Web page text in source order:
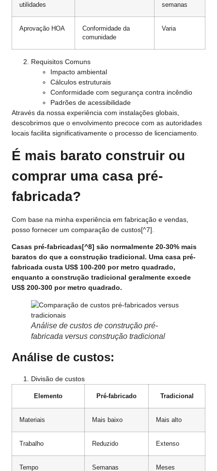
utilidades semanas
Aprovação HOA
Conformidade da
comunidade
Varia
Requisitos Comuns
Impacto ambiental
Cálculos estruturais
Conformidade com segurança contra incêndio
Padrões de acessibilidade
Através da nossa experiência com instalações globais,
descobrimos que o envolvimento precoce com as autoridades
locais facilita significativamente o processo de licenciamento.
É mais barato construir ou
comprar uma casa pré-
fabricada?
Com base na minha experiência em fabricação e vendas,
posso fornecer um comparação de custos[^7].
Casas pré-fabricadas[^8] são normalmente 20-30% mais
baratos do que a construção tradicional. Uma casa pré-
fabricada custa US$ 100-200 por metro quadrado,
enquanto a construção tradicional geralmente excede
US$ 200-300 por metro quadrado.
Análise de custos de construção pré-
fabricada versus construção tradicional
Análise de custos:
Divisão de custos
Elemento Pré-fabricado Tradicional
Materiais Mais baixo Mais alto
Trabalho Reduzido Extenso
Tempo Semanas Meses